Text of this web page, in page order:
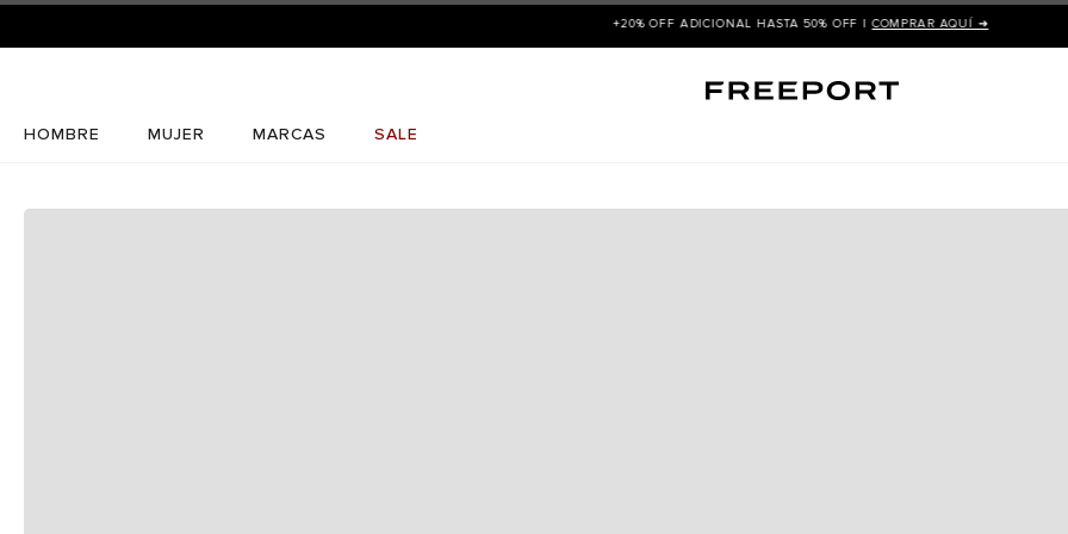
+20% OFF ADICIONAL HASTA 50% OFF |COMPRAR AQUÍ ➜
HOMBRE MUJER MARCAS SALE